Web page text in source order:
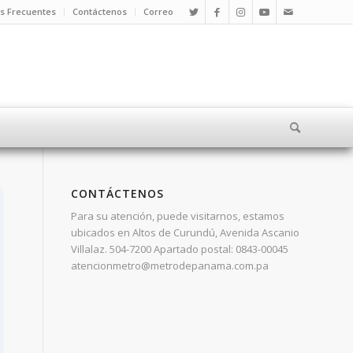
Frecuentes Contáctenos Correo
CONTÁCTENOS
Para su atención, puede visitarnos, estamos
ubicados en Altos de Curundú, Avenida Ascanio
Villalaz. 504-7200 Apartado postal: 0843-00045
atencionmetro@metrodepanama.com.pa